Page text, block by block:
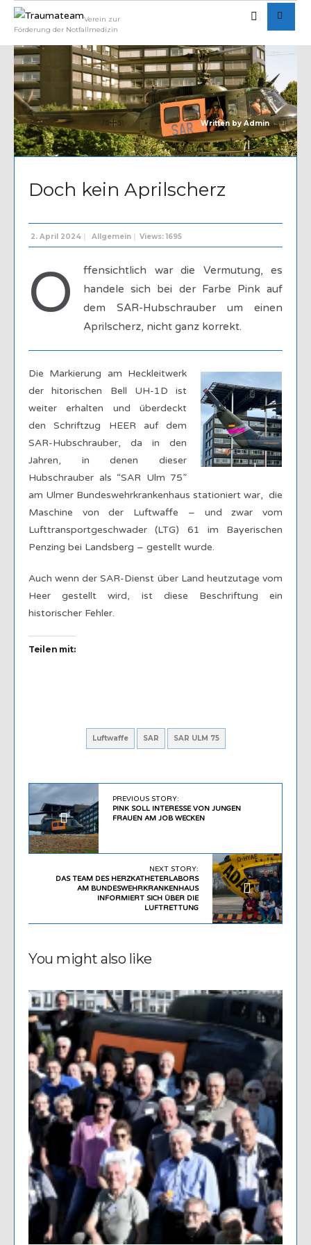
Verein zur
Förderung der Notfallmedizin
Written by Admin
Doch kein Aprilscherz
2. April 2024 Allgemein Views: 1695
O
ffensichtlich war die Vermutung, es
handele sich bei der Farbe Pink auf
dem SAR-Hubschrauber um einen
Aprilscherz, nicht ganz korrekt.
Die Markierung am Heckleitwerk
der hitorischen Bell UH-1D ist
weiter erhalten und überdeckt
den Schriftzug HEER auf dem
SAR-Hubschrauber, da in den
Jahren, in denen dieser
Hubschrauber als “SAR Ulm 75”
am Ulmer Bundeswehrkrankenhaus stationiert war, die
Maschine von der Luftwaffe – und zwar vom
Lufttransportgeschwader (LTG) 61 im Bayerischen
Penzing bei Landsberg – gestellt wurde.
Auch wenn der SAR-Dienst über Land heutzutage vom
Heer gestellt wird, ist diese Beschriftung ein
historischer Fehler.
Teilen mit:
Luftwaffe SAR SAR ULM 75
PREVIOUS STORY:
PINK SOLL INTERESSE VON JUNGEN
FRAUEN AM JOB WECKEN
NEXT STORY:
DAS TEAM DES HERZKATHETERLABORS
AM BUNDESWEHRKRANKENHAUS
INFORMIERT SICH ÜBER DIE
LUFTRETTUNG
You might also like